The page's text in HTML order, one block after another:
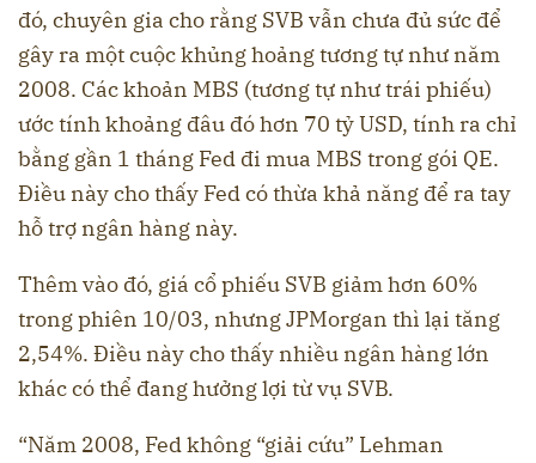
đó, chuyên gia cho rằng SVB vẫn chưa đủ sức để
gây ra một cuộc khủng hoảng tương tự như năm
2008. Các khoản MBS (tương tự như trái phiếu)
ước tính khoảng đâu đó hơn 70 tỷ USD, tính ra chỉ
bằng gần 1 tháng Fed đi mua MBS trong gói QE.
Điều này cho thấy Fed có thừa khả năng để ra tay
hỗ trợ ngân hàng này.
Thêm vào đó, giá cổ phiếu SVB giảm hơn 60%
trong phiên 10/03, nhưng JPMorgan thì lại tăng
2,54%. Điều này cho thấy nhiều ngân hàng lớn
khác có thể đang hưởng lợi từ vụ SVB.
“Năm 2008, Fed không “giải cứu” Lehman